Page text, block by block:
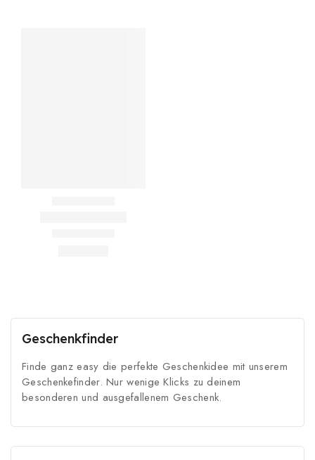
Geschenkfinder
Finde ganz easy die perfekte Geschenkidee mit unserem
Geschenkefinder. Nur wenige Klicks zu deinem
besonderen und ausgefallenem Geschenk.